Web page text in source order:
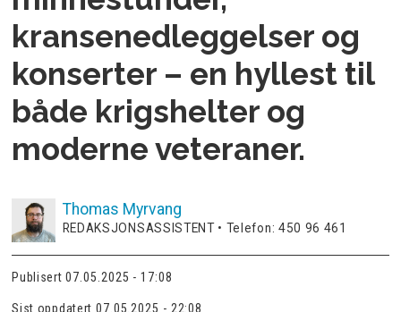
kransenedleggelser og
konserter – en hyllest til
både krigshelter og
moderne veteraner.
Thomas Myrvang
REDAKSJONSASSISTENT • Telefon: 450 96 461
Publisert 07.05.2025 - 17:08
Sist oppdatert 07.05.2025 - 22:08